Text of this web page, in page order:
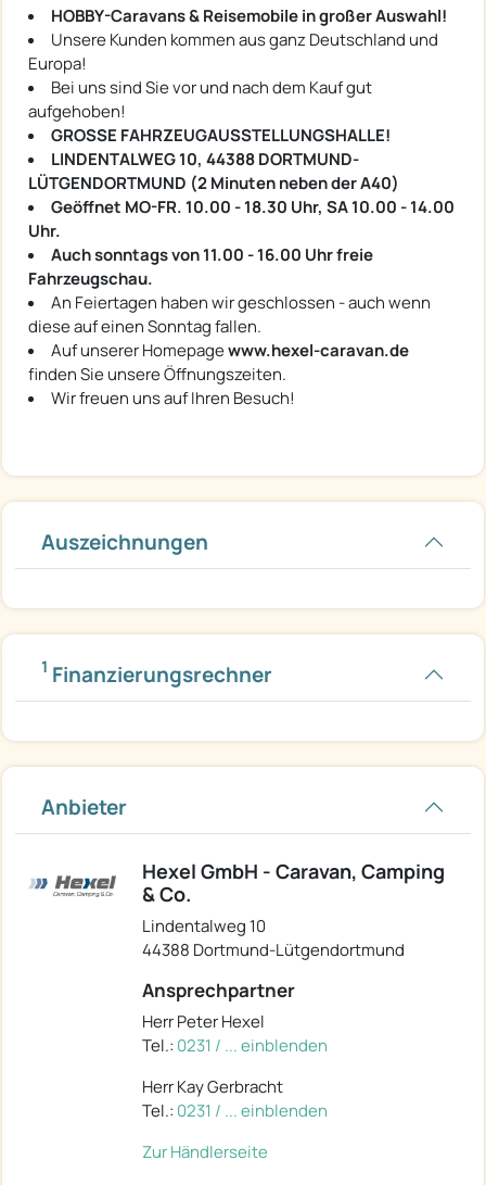
HOBBY-Caravans & Reisemobile in großer Auswahl!
Unsere Kunden kommen aus ganz Deutschland und
Europa!
Bei uns sind Sie vor und nach dem Kauf gut
aufgehoben!
GROSSE FAHRZEUGAUSSTELLUNGSHALLE!
LINDENTALWEG 10, 44388 DORTMUND-
LÜTGENDORTMUND (2 Minuten neben der A40)
Geöffnet MO-FR. 10.00 - 18.30 Uhr, SA 10.00 - 14.00
Uhr.
Auch sonntags von 11.00 - 16.00 Uhr freie
Fahrzeugschau.
An Feiertagen haben wir geschlossen - auch wenn
diese auf einen Sonntag fallen.
Auf unserer Homepagewww.hexel-caravan.de
finden Sie unsere Öffnungszeiten.
Wir freuen uns auf Ihren Besuch!
Auszeichnungen
1 Finanzierungsrechner
Anbieter
Hexel GmbH - Caravan, Camping
& Co.
Lindentalweg 10
44388 Dortmund-Lütgendortmund
Ansprechpartner
Herr Peter Hexel
Tel.: 0231 / ... einblenden
Herr Kay Gerbracht
Tel.: 0231 / ... einblenden
Zur Händlerseite